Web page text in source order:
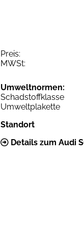
Preis:
MWSt:
Umweltnormen:
Schadstoffklasse
Umweltplakette
Standort
Details zum Audi